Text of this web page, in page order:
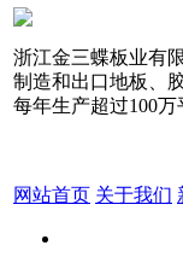
浙江金三蝶板业有
制造和出口地板、
每年生产超过100万
网站首页 关于我们